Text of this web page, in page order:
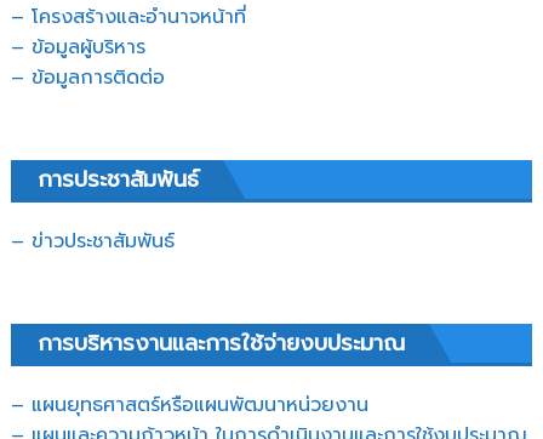
– โครงสร้างและอำนาจหน้าที่
– ข้อมูลผู้บริหาร
– ข้อมูลการติดต่อ
การประชาสัมพันธ์
– ข่าวประชาสัมพันธ์
การบริหารงานและการใช้จ่ายงบประมาณ
– แผนยุทธศาสตร์หรือแผนพัฒนาหน่วยงาน